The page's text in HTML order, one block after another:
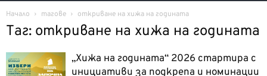
Начало тагове откриване на хижа на годината
Таг: откриване на хижа на годината
„Хижа на годината“ 2026 стартира с
инициативи за подкрепа и номинации